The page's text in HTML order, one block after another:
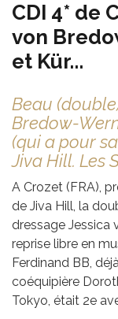
CDI 4* de
von
et Kür...
Beau
Bredow-
(qui a pour
Jiva Hill. Les
A Crozet (FRA),
de Jiva Hill, la
dressage Jessica
reprise libre en
Ferdinand BB,
coéquipière
Tokyo, était 2e